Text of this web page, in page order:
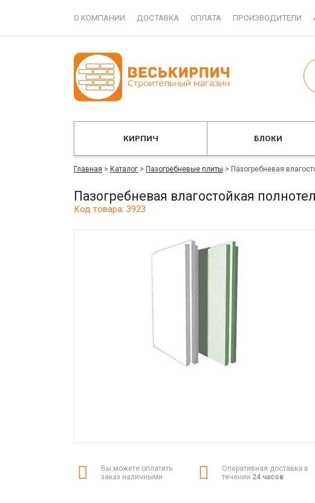
О КОМПАНИИ ДОСТАВКА ОПЛАТА ПРОИЗВОДИТЕЛИ
КИРПИЧ БЛОКИ
Главная > Каталог > Пазогребневые плиты > Пазогребневая
Пазогребневая влагостойкая
Код товара: 3923
Вы можете оплатить
заказ наличными
Оперативная доставка в
течении 24 часов